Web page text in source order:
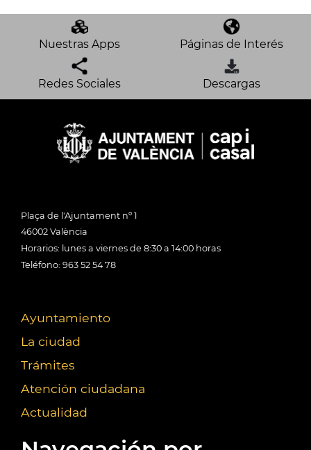
Nuestras Apps Páginas de Interés
Redes Sociales Descargas
Plaça de l'Ajuntament nº 1
46002 València
Horarios: lunes a viernes de 8:30 a 14:00 horas
Teléfono: 963 52 54 78
Ayuntamiento
La ciudad
Trámites
Atención ciudadana
Actualidad